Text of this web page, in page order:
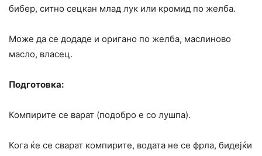
бибер, ситно сецкан млад лук или кромид по желба.
Може да се додаде и оригано по желба, маслиново
масло, власец.
Подготовка:
Компирите се варат (подобро е со лушпа).
Кога ќе се сварат компирите, водата не се фрла, бидејќи